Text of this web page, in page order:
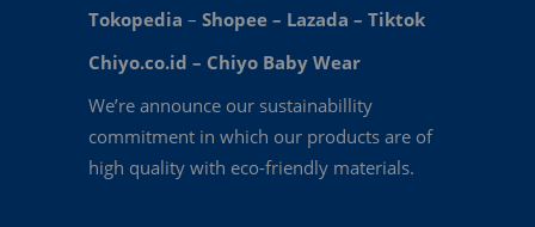
Tokopedia – Shopee – Lazada – Tiktok
Chiyo.co.id – Chiyo Baby Wear
We’re announce our sustainabillity
commitment in which our products are of
high quality with eco-friendly materials.